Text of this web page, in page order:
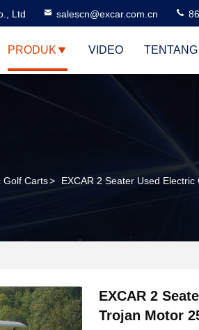
Ltd salescn@excar.com.cn
PRODUK VIDEO TENTANG
Golf Carts> EXCAR 2 Seater Used
EXCAR 2
Trojan Motor